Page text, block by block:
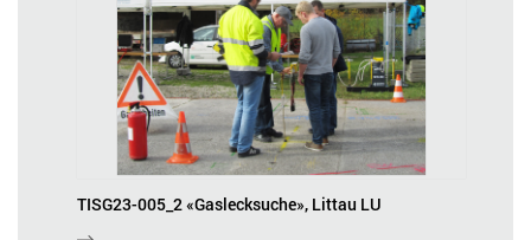
TISG23-005_2 «Gaslecksuche», Littau LU